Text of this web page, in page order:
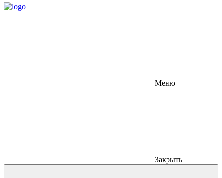
Меню
Закрыть